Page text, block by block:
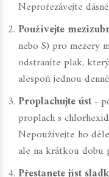
Neprořezávejte
Používejte
nebo S) pro mezery
odstraníte plak,
alespoň jednou
Proplachujte úst-
proplach s
Nepoužívejte ho
ale na krátkou dobu